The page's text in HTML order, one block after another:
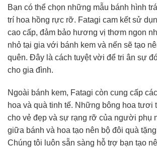
Bạn có thể chọn những mẫu bánh hình
trí hoa hồng rực rỡ. Fatagi cam kết sử
cao cấp, đảm bảo hương vị thơm ngon
nhỏ tại gia với bánh kem và nến sẽ tạo
quên. Đây là cách tuyệt vời để tri ân sự
cho gia đình.
Ngoài bánh kem, Fatagi còn cung cấp
hoa và quà tinh tế. Những bông hoa tươi
cho vẻ đẹp và sự rạng rỡ của người phụ
giữa bánh và hoa tạo nên bộ đôi quà
Chúng tôi luôn sẵn sàng hỗ trợ bạn tạo